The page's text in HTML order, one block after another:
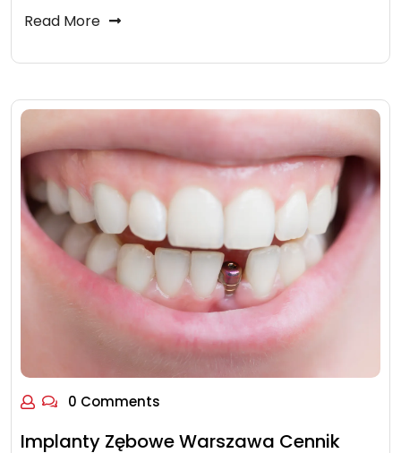
Read More
0 Comments
Implanty Zębowe Warszawa Cennik